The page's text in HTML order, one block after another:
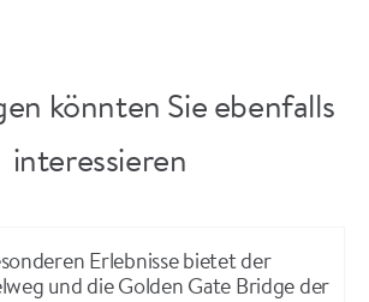
könnten Sie ebenfalls
interessieren
Erlebnisse bietet der
und die Golden Gate Bridge der